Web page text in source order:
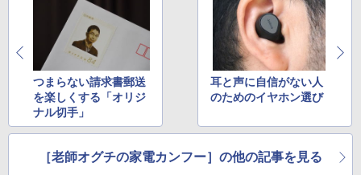
つまらない請求書郵送
を楽しくする「オリジ
ナル切手」
耳と声に自信がない人
のためのイヤホン選び
［老師オグチの家電カンフー］の他の記事を見る